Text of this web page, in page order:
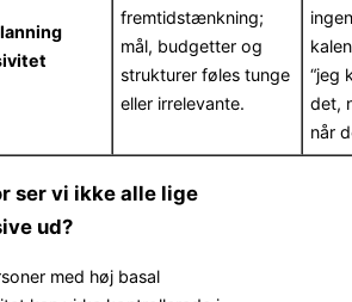
fremtidstænkning;
mål, budgetter og
strukturer føles tunge
eller irrelevante.
ingen
“jeg
det,
når
ser vi ikke alle lige
ud?
med høj basal